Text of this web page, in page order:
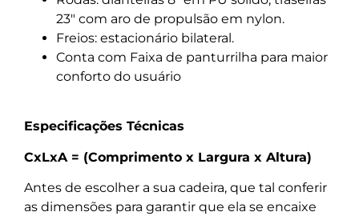
23″ com aro de propulsão em nylon.
Freios: estacionário bilateral.
Conta com Faixa de panturrilha para maior
conforto do usuário
Especificações Técnicas
CxLxA = (Comprimento x Largura x Altura)
Antes de escolher a sua cadeira, que tal conferir
as dimensões para garantir que ela se encaixe